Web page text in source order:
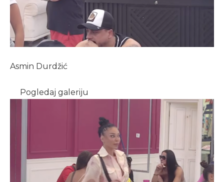
Asmin Durdžić
Pogledaj galeriju